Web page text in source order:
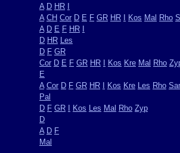
A D HR
A CH Cor D E F GR HR Kos Mal Rho S
A D E F HR
D HR Les
D F GR
Cor D E F GR HR Kos Kre Mal Rho
E
A Cor D F GR HR Kos Kre Les Rho
Pal
D F GR Kos Les Mal Rho Zyp
D
A D F
Mal